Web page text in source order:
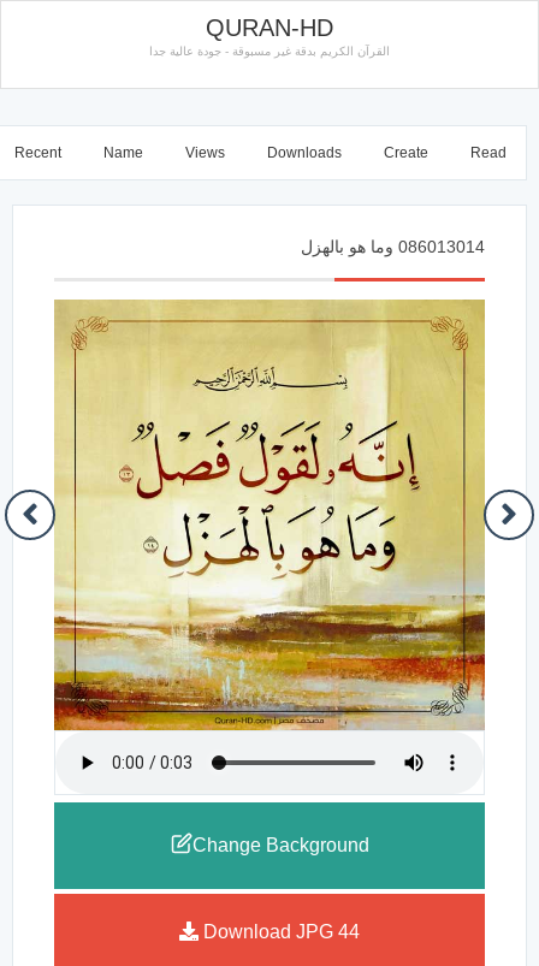
QURAN-HD
القرآن الكريم بدقة غير مسبوقة - جودة عالية جدا
Recent Name Views Downloads Create Read
086013014 وما هو بالهزل
Change Background
Download JPG 44